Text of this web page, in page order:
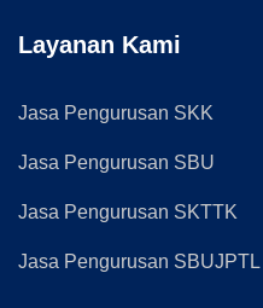
Layanan Kami
Jasa Pengurusan SKK
Jasa Pengurusan SBU
Jasa Pengurusan SKTTK
Jasa Pengurusan SBUJPTL